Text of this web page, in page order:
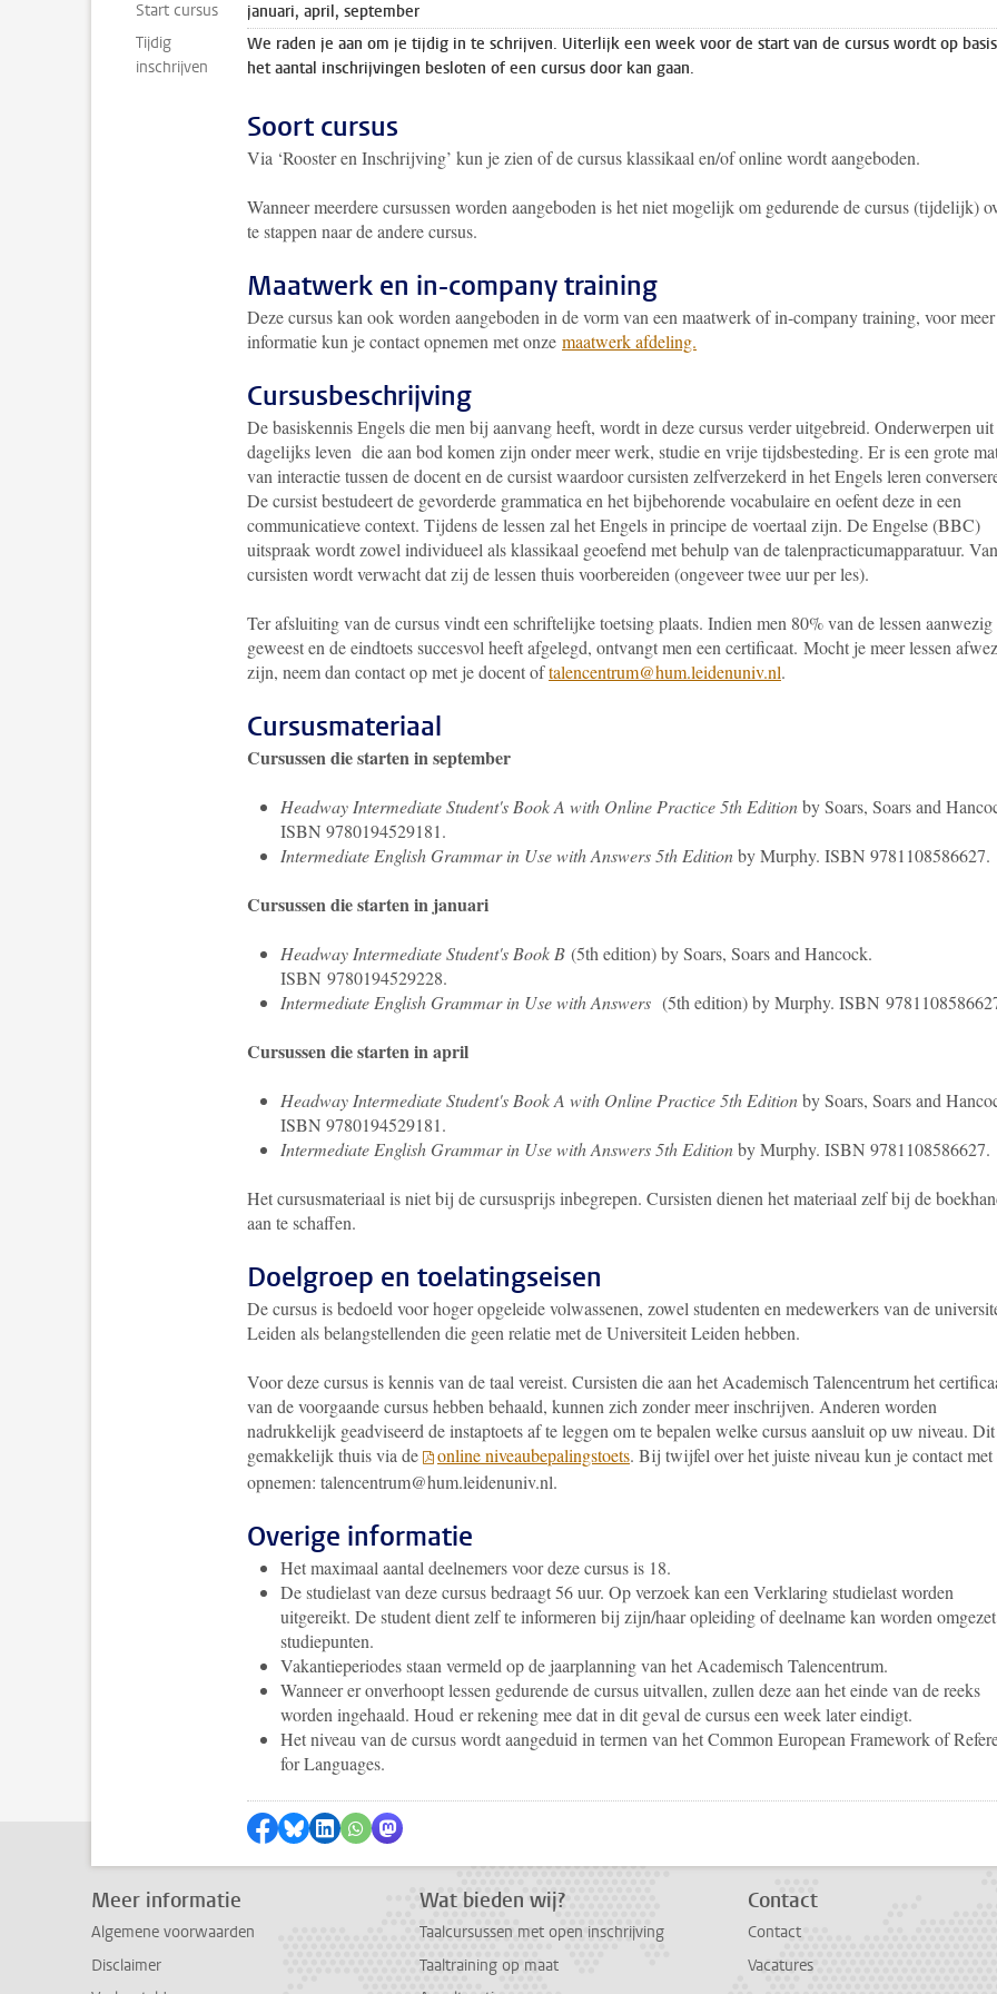
Start cursus
januari, april, september
Tijdig
inschrijven
We raden je aan om je tijdig in te schrijven. Uiterlijk een week voor de start van de cursus wordt op
het aantal inschrijvingen besloten of een cursus door kan gaan.
Soort cursus
Via ‘Rooster en Inschrijving’ kun je zien of de cursus klassikaal en/of online wordt aangeboden.
Wanneer meerdere cursussen worden aangeboden is het niet mogelijk om gedurende de cursus (tijdelijk)
te stappen naar de andere cursus.
Maatwerk en in-company training
Deze cursus kan ook worden aangeboden in de vorm van een maatwerk of in-company training, voor meer
informatie kun je contact opnemen met onze maatwerk afdeling.
Cursusbeschrijving
De basiskennis Engels die men bij aanvang heeft, wordt in deze cursus verder uitgebreid. Onderwerpen
dagelijks leven die aan bod komen zijn onder meer werk, studie en vrije tijdsbesteding. Er is een grote
van interactie tussen de docent en de cursist waardoor cursisten zelfverzekerd in het Engels leren
De cursist bestudeert de gevorderde grammatica en het bijbehorende vocabulaire en oefent deze in een
communicatieve context. Tijdens de lessen zal het Engels in principe de voertaal zijn. De Engelse (BBC)
uitspraak wordt zowel individueel als klassikaal geoefend met behulp van de talenpracticumapparatuur.
cursisten wordt verwacht dat zij de lessen thuis voorbereiden (ongeveer twee uur per les).
Ter afsluiting van de cursus vindt een schriftelijke toetsing plaats. Indien men 80% van de lessen aanwezig
geweest en de eindtoets succesvol heeft afgelegd, ontvangt men een certificaat. Mocht je meer lessen
zijn, neem dan contact op met je docent oftalencentrum@hum.leidenuniv.nl.
Cursusmateriaal
Cursussen die starten in september
Headway Intermediate Student's Book A with Online Practice 5th Editionby Soars, Soars and
ISBN 9780194529181.
Intermediate English Grammar in Use with Answers 5th Editionby Murphy. ISBN 9781108586627.
Cursussen die starten in januari
Headway Intermediate Student's Book B (5th edition) by Soars, Soars and Hancock.
ISBN 9780194529228.
Intermediate English Grammar in Use with Answers (5th edition) by Murphy. ISBN
Cursussen die starten in april
Headway Intermediate Student's Book A with Online Practice 5th Editionby Soars, Soars and
ISBN 9780194529181.
Intermediate English Grammar in Use with Answers 5th Editionby Murphy. ISBN 9781108586627.
Het cursusmateriaal is niet bij de cursusprijs inbegrepen. Cursisten dienen het materiaal zelf bij de
aan te schaffen.
Doelgroep en toelatingseisen
De cursus is bedoeld voor hoger opgeleide volwassenen, zowel studenten en medewerkers van de
Leiden als belangstellenden die geen relatie met de Universiteit Leiden hebben.
Voor deze cursus is kennis van de taal vereist. Cursisten die aan het Academisch Talencentrum het
van de voorgaande cursus hebben behaald, kunnen zich zonder meer inschrijven. Anderen worden
nadrukkelijk geadviseerd de instaptoets af te leggen om te bepalen welke cursus aansluit op uw niveau.
gemakkelijk thuis via de
online niveaubepalingstoets. Bij twijfel over het juiste niveau kun je contact met
opnemen: talencentrum@hum.leidenuniv.nl.
Overige informatie
Het maximaal aantal deelnemers voor deze cursus is 18.
De studielast van deze cursus bedraagt 56 uur. Op verzoek kan een Verklaring studielast worden
uitgereikt. De student dient zelf te informeren bij zijn/haar opleiding of deelname kan worden
studiepunten.
Vakantieperiodes staan vermeld op de jaarplanning van het Academisch Talencentrum.
Wanneer er onverhoopt lessen gedurende de cursus uitvallen, zullen deze aan het einde van de reeks
worden ingehaald. Houd er rekening mee dat in dit geval de cursus een week later eindigt.
Het niveau van de cursus wordt aangeduid in termen van het Common European Framework of
for Languages.
Delen op Facebook
Delen via Bluesky
Delen op LinkedIn
Delen via WhatsApp
Delen via Mastodon
Meer informatie
Algemene voorwaarden
Disclaimer
Wat bieden wij?
Taalcursussen met open inschrijving
Taaltraining op maat
Contact
Contact
Vacatures